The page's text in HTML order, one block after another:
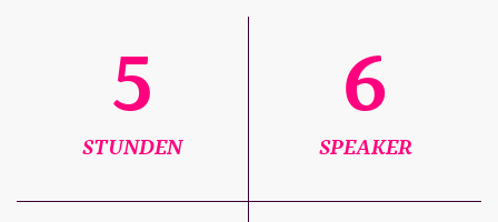
STUNDEN
5
SPEAKER
6